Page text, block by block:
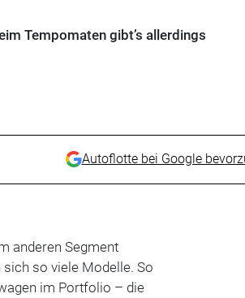
Tempomaten gibt’s allerdings
Autoflotte bei Google
anderen Segment
so viele Modelle. So
im Portfolio – die